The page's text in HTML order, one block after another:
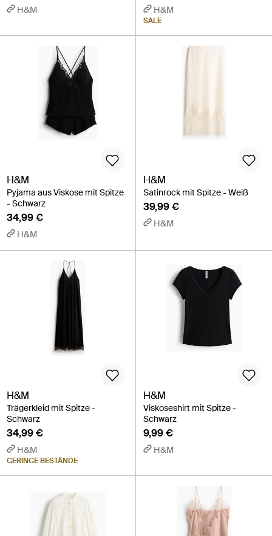
H&M H&M
SALE
H&M
Pyjama aus Viskose mit Spitze
- Schwarz
34,99 €
H&M
H&M
Satinrock mit Spitze - Weiß
39,99 €
H&M
H&M
Trägerkleid mit Spitze -
Schwarz
34,99 €
H&M
GERINGE BESTÄNDE
H&M
Viskoseshirt mit Spitze -
Schwarz
9,99 €
H&M